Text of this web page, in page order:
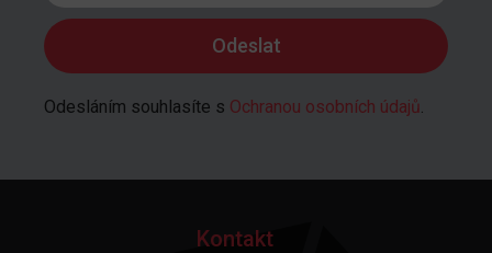
Odesláním souhlasíte s Ochranou osobních údajů.
Kontakt